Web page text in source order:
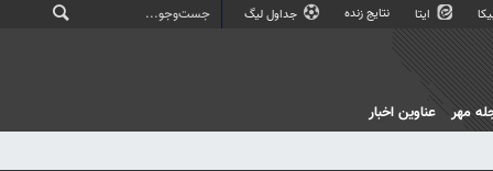
ایتا نتایج زنده جداول لیگ
مهر عناوین اخبار